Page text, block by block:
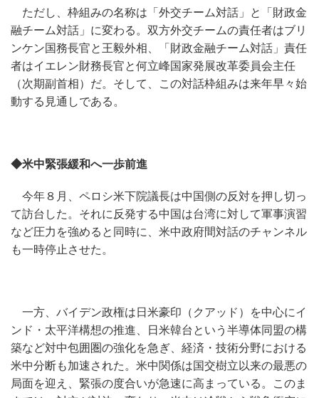
ただし、枠組みの名称は「外交チーム対話」と「財政金
融チーム対話」に変わる。双方外交チームの責任者はブリ
ンケン国務長官と王毅外相、「財政金融チーム対話」責任
者はイエレン財務長官と何立峰国家発展改革委員会主任
（次期副首相）だ。そして、この対話枠組みは来年早々始
動する見通しである。
◆米中緊張緩和へ一歩前進
今年８月、ペロシ米下院議長は中国側の反対を押し切っ
て訪台した。それに反発する中国は台湾に対して軍事演習
など圧力を強めると同時に、米中政府間対話のチャンネル
も一時停止させた。
一方、バイデン政権は日米豪印（クアッド）を中心にイ
ンド・太平洋構想の推進、日米韓台という半導体同盟の構
築など対中包囲圏の強化を急ぎ、経済・技術分野における
米中分断も加速された。米中関係は国交樹立以来の最悪の
局面を迎え、緊張の度合いが急速に高まっている。このま